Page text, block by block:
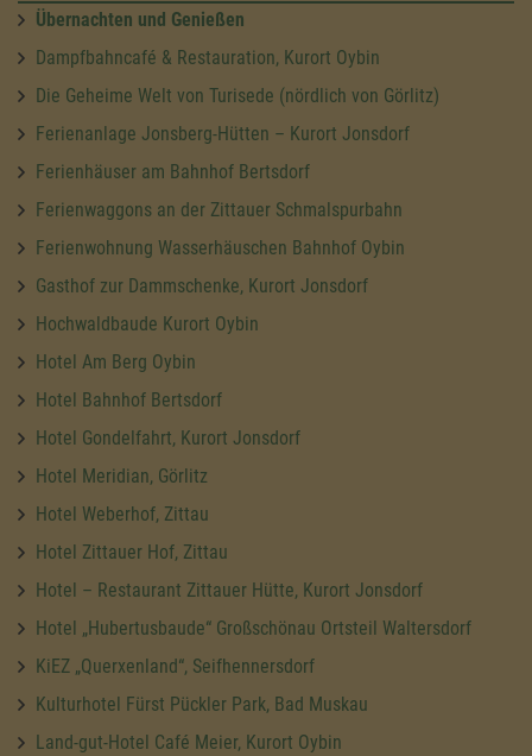
Übernachten und Genießen
Dampfbahncafé & Restauration, Kurort Oybin
Die Geheime Welt von Turisede (nördlich von Görlitz)
Ferienanlage Jonsberg-Hütten – Kurort Jonsdorf
Ferienhäuser am Bahnhof Bertsdorf
Ferienwaggons an der Zittauer Schmalspurbahn
Ferienwohnung Wasserhäuschen Bahnhof Oybin
Gasthof zur Dammschenke, Kurort Jonsdorf
Hochwaldbaude Kurort Oybin
Hotel Am Berg Oybin
Hotel Bahnhof Bertsdorf
Hotel Gondelfahrt, Kurort Jonsdorf
Hotel Meridian, Görlitz
Hotel Weberhof, Zittau
Hotel Zittauer Hof, Zittau
Hotel – Restaurant Zittauer Hütte, Kurort Jonsdorf
Hotel „Hubertusbaude“ Großschönau Ortsteil Waltersdorf
KiEZ „Querxenland“, Seifhennersdorf
Kulturhotel Fürst Pückler Park, Bad Muskau
Land-gut-Hotel Café Meier, Kurort Oybin